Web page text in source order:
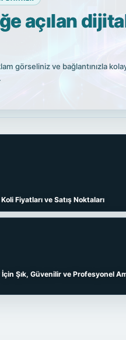
açılan
görseliniz ve bağlantınızla
Fiyatları ve Satış Noktaları
Şık, Güvenilir ve Profesyonel